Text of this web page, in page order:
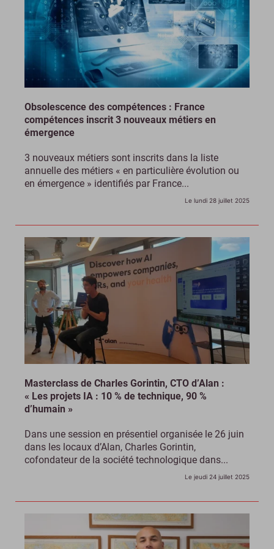
Obsolescence des compétences : France
compétences inscrit 3 nouveaux métiers en
émergence
3 nouveaux métiers sont inscrits dans la liste
annuelle des métiers « en particulière évolution ou
en émergence » identifiés par France...
Le lundi 28 juillet 2025
Masterclass de Charles Gorintin, CTO d’Alan :
« Les projets IA : 10 % de technique, 90 %
d’humain »
Dans une session en présentiel organisée le 26 juin
dans les locaux d’Alan, Charles Gorintin,
cofondateur de la société technologique dans...
Le jeudi 24 juillet 2025